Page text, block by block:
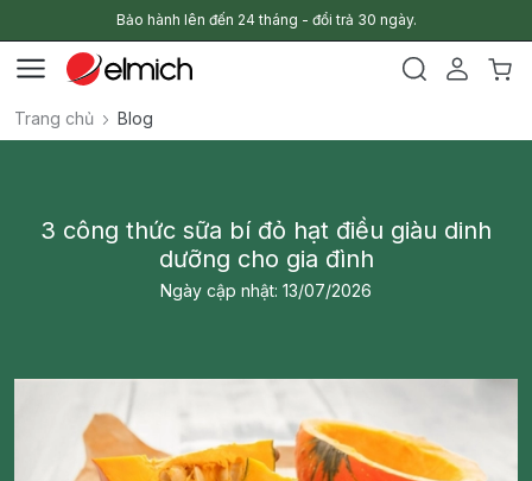
Bảo hành lên đến 24 tháng - đổi trả 30 ngày.
Trang chủ Blog
3 công thức sữa bí đỏ hạt điều giàu dinh
dưỡng cho gia đình
Ngày cập nhật: 13/07/2026